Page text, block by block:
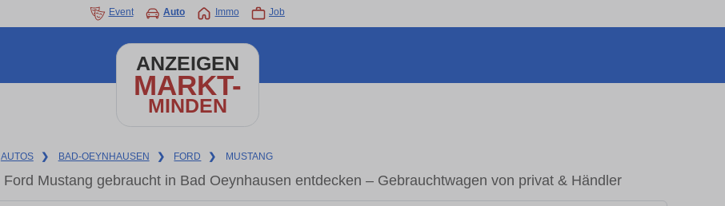
Event Auto Immo Job
ANZEIGEN
MARKT-
MINDEN
AUTOS ❯ BAD-OEYNHAUSEN ❯ FORD ❯ MUSTANG
Ford Mustang gebraucht in Bad Oeynhausen entdecken – Gebrauchtwagen von privat & Händler